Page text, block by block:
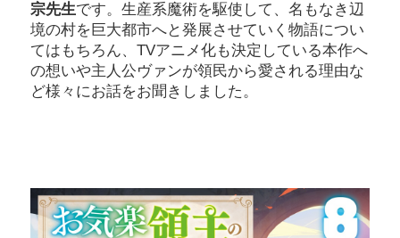
宗先生です。生産系魔術を駆使して、名もなき辺
境の村を巨大都市へと発展させていく物語につい
てはもちろん、TVアニメ化も決定している本作へ
の想いや主人公ヴァンが領民から愛される理由な
ど様々にお話をお聞きしました。